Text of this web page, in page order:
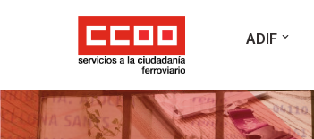
contenido
ADIF